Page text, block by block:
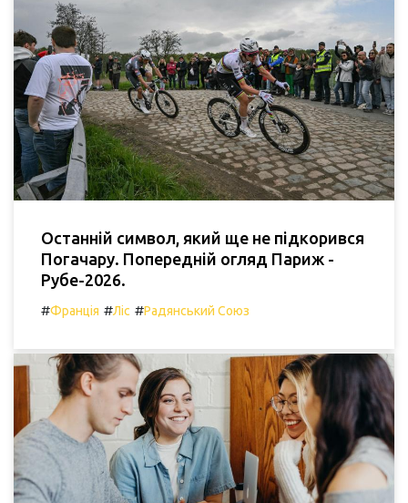
Останній символ, який ще не підкорився
Погачару. Попередній огляд Париж -
Рубе-2026.
#Франція #Ліс #Радянський Союз